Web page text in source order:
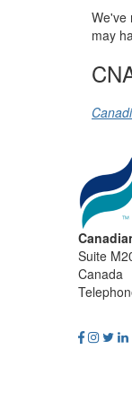
We've
may
Suite
Canada